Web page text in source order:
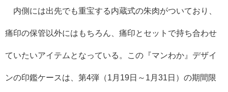
内側には出先でも重宝する内蔵式の朱肉がついており、
痛印の保管以外にはもちろん、痛印とセットで持ち合わせ
ていたいアイテムとなっている。この『マンわか』デザイ
ンの印鑑ケースは、第4弾（1月19日～1月31日）の期間限